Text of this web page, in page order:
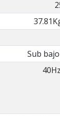
Sub